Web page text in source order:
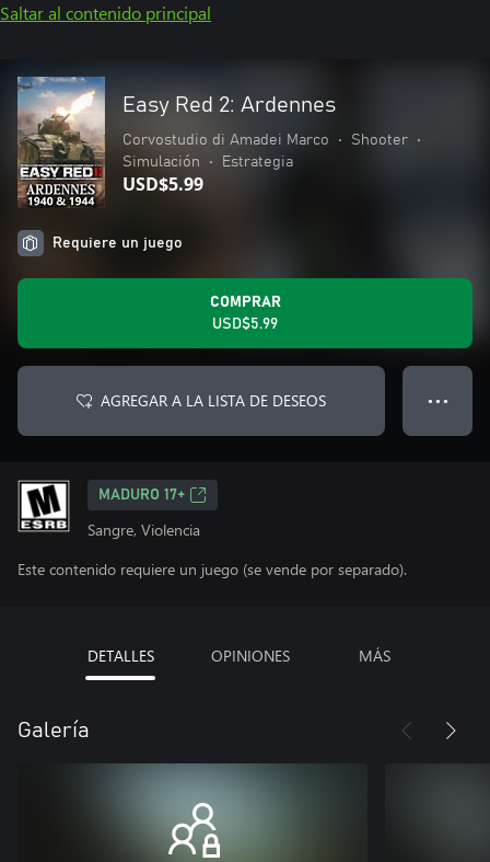
Saltar al contenido principal
Easy Red 2: Ardennes
Corvostudio di Amadei Marco • Shooter
•
Simulación
• Estrategia
USD$5.99
Requiere un juego
COMPRAR
USD$5.99
AGREGAR A LA LISTA DE DESEOS ● ● ●
MADURO 17+
Sangre, Violencia
Este contenido requiere un juego (se vende por separado).
DETALLES OPINIONES MÁS
Galería